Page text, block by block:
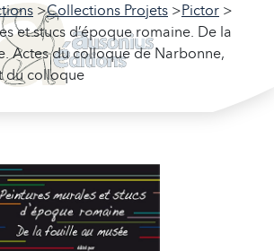
Collections Projets
Pictor
et stucs d’époque romaine. De la
Actes du colloque de Narbonne,
du colloque